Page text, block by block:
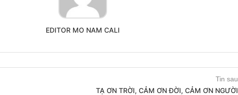
EDITOR MO NAM CALI
Tin sau
TẠ ƠN TRỜI, CẢM ƠN ĐỜI, CẢM ƠN NGƯỜI